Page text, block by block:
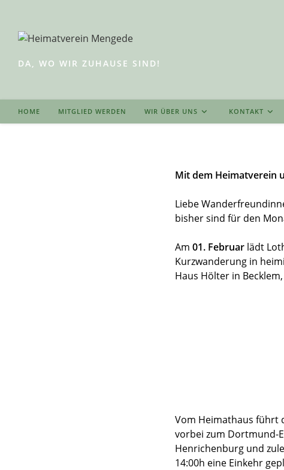
springen
DA, WO WIR ZUHAUSE SIND!
HOME MITGLIED WERDEN WIR ÜBER UNS KONTAKT
Mit dem Heimatverein
Liebe
bisher sind für den
Am 01. Februar lädt
Kurzwanderung in
Haus Hölter in
Vom Heimathaus führt
vorbei zum Dortmund-
Henrichenburg und
14:00h eine Einkehr